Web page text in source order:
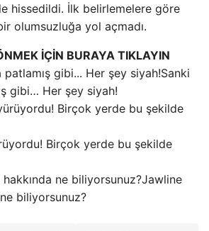
hissedildi. İlk belirlemelere göre
olumsuzluğa yol açmadı.
İÇİN BURAYA TIKLAYIN
Sanki
gibi… Her şey siyah!
Birçok yerde bu şekilde
Jawline
biliyorsunuz?